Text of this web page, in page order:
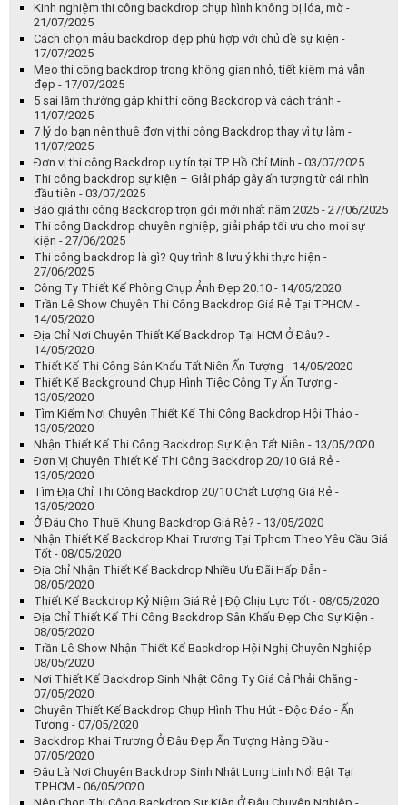
Kinh nghiệm thi công backdrop chụp hình không bị lóa, mờ -
21/07/2025
Cách chọn mẫu backdrop đẹp phù hợp với chủ đề sự kiện -
17/07/2025
Mẹo thi công backdrop trong không gian nhỏ, tiết kiệm mà vẫn
đẹp - 17/07/2025
5 sai lầm thường gặp khi thi công Backdrop và cách tránh -
11/07/2025
7 lý do bạn nên thuê đơn vị thi công Backdrop thay vì tự làm -
11/07/2025
Đơn vị thi công Backdrop uy tín tại TP. Hồ Chí Minh - 03/07/2025
Thi công backdrop sự kiện – Giải pháp gây ấn tượng từ cái nhìn
đầu tiên - 03/07/2025
Báo giá thi công Backdrop trọn gói mới nhất năm 2025 - 27/06/2025
Thi công Backdrop chuyên nghiệp, giải pháp tối ưu cho mọi sự
kiện - 27/06/2025
Thi công backdrop là gì? Quy trình & lưu ý khi thực hiện -
27/06/2025
Công Ty Thiết Kế Phông Chụp Ảnh Đẹp 20.10 - 14/05/2020
Trần Lê Show Chuyên Thi Công Backdrop Giá Rẻ Tại TPHCM -
14/05/2020
Địa Chỉ Nơi Chuyên Thiết Kế Backdrop Tại HCM Ở Đâu? -
14/05/2020
Thiết Kế Thi Công Sân Khấu Tất Niên Ấn Tượng - 14/05/2020
Thiết Kế Background Chụp Hình Tiệc Công Ty Ấn Tượng -
13/05/2020
Tìm Kiếm Nơi Chuyên Thiết Kế Thi Công Backdrop Hội Thảo -
13/05/2020
Nhận Thiết Kế Thi Công Backdrop Sự Kiện Tất Niên - 13/05/2020
Đơn Vị Chuyên Thiết Kế Thi Công Backdrop 20/10 Giá Rẻ -
13/05/2020
Tìm Địa Chỉ Thi Công Backdrop 20/10 Chất Lượng Giá Rẻ -
13/05/2020
Ở Đâu Cho Thuê Khung Backdrop Giá Rẻ? - 13/05/2020
Nhận Thiết Kế Backdrop Khai Trương Tại Tphcm Theo Yêu Cầu Giá
Tốt - 08/05/2020
Địa Chỉ Nhận Thiết Kế Backdrop Nhiều Ưu Đãi Hấp Dẫn -
08/05/2020
Thiết Kế Backdrop Kỷ Niệm Giá Rẻ | Độ Chịu Lực Tốt - 08/05/2020
Địa Chỉ Thiết Kế Thi Công Backdrop Sân Khấu Đẹp Cho Sự Kiện -
08/05/2020
Trần Lê Show Nhận Thiết Kế Backdrop Hội Nghị Chuyên Nghiệp -
08/05/2020
Nơi Thiết Kế Backdrop Sinh Nhật Công Ty Giá Cả Phải Chăng -
07/05/2020
Chuyên Thiết Kế Backdrop Chụp Hình Thu Hút - Độc Đáo - Ấn
Tượng - 07/05/2020
Backdrop Khai Trương Ở Đâu Đẹp Ấn Tượng Hàng Đầu -
07/05/2020
Đâu Là Nơi Chuyên Backdrop Sinh Nhật Lung Linh Nổi Bật Tại
TP.HCM - 06/05/2020